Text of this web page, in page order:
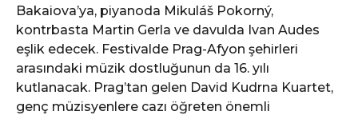
Bakaiova’ya, piyanoda Mikuláš Pokorný,
kontrbasta Martin Gerla ve davulda Ivan Audes
eşlik edecek. Festivalde Prag-Afyon şehirleri
arasındaki müzik dostluğunun da 16. yılı
kutlanacak. Prag’tan gelen David Kudrna Kuartet,
genç müzisyenlere cazı öğreten önemli